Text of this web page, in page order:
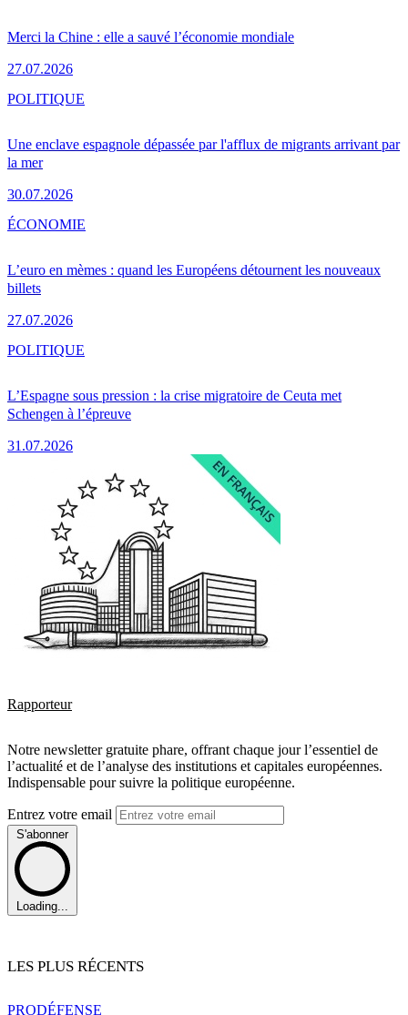
Merci la Chine : elle a sauvé l’économie mondiale
27.07.2026
Une enclave espagnole dépassée par l'afflux de migrants arrivant par
la mer
30.07.2026
POLITIQUE
L’euro en mèmes : quand les Européens détournent les nouveaux
billets
27.07.2026
ÉCONOMIE
L’Espagne sous pression : la crise migratoire de Ceuta met
Schengen à l’épreuve
31.07.2026
POLITIQUE
Rapporteur
Notre newsletter gratuite phare, offrant chaque jour l’essentiel de
l’actualité et de l’analyse des institutions et capitales européennes.
Indispensable pour suivre la politique européenne.
Entrez votre email
S'abonner
Loading...
LES PLUS RÉCENTS
PRODÉFENSE